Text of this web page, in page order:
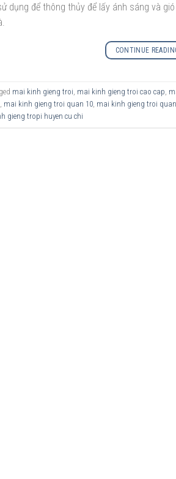
dụng để thông thủy để lấy ánh sáng và
CONTINUE
mai kinh gieng troi, mai kinh gieng troi cao cap,
, mai kinh gieng troi quan 10, mai kinh gieng troi quan
gieng tropi huyen cu chi